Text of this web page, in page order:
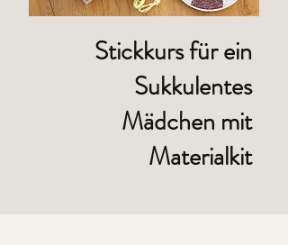
Stickkurs für ein
Sukkulentes
Mädchen mit
Materialkit